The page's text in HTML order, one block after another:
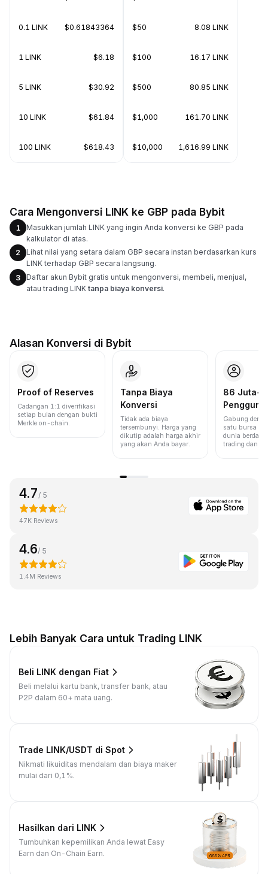
0.1 LINK $0.61843364
1 LINK $6.18
5 LINK $30.92
10 LINK $61.84
100 LINK $618.43
$50 8.08 LINK
$100 16.17 LINK
$500 80.85 LINK
$1,000 161.70 LINK
$10,000 1,616.99 LINK
Cara Mengonversi LINK ke GBP pada Bybit
1
Masukkan jumlah LINK yang ingin Anda konversi ke GBP pada
kalkulator di atas.
2
Lihat nilai yang setara dalam GBP secara instan berdasarkan kurs
LINK terhadap GBP secara langsung.
3
Daftar akun Bybit gratis untuk mengonversi, membeli, menjual,
atau trading LINK tanpa biaya konversi.
Alasan Konversi di Bybit
Proof of Reserves
Cadangan 1:1 diverifikasi
setiap bulan dengan bukti
Merkle on-chain.
Tanpa Biaya
Konversi
Tidak ada biaya
tersembunyi. Harga yang
dikutip adalah harga akhir
yang akan Anda bayar.
86 Juta+
Pengguna
Gabung
satu bursa
dunia
trading dan
4.7 / 5
47K Reviews
4.6/ 5
1.4M Reviews
Lebih Banyak Cara untuk Trading LINK
Beli LINK dengan Fiat
Beli melalui kartu bank, transfer bank, atau
P2P dalam 60+ mata uang.
Trade LINK/USDT di Spot
Nikmati likuiditas mendalam dan biaya maker
mulai dari 0,1%.
Hasilkan dari LINK
Tumbuhkan kepemilikan Anda lewat Easy
Earn dan On-Chain Earn.